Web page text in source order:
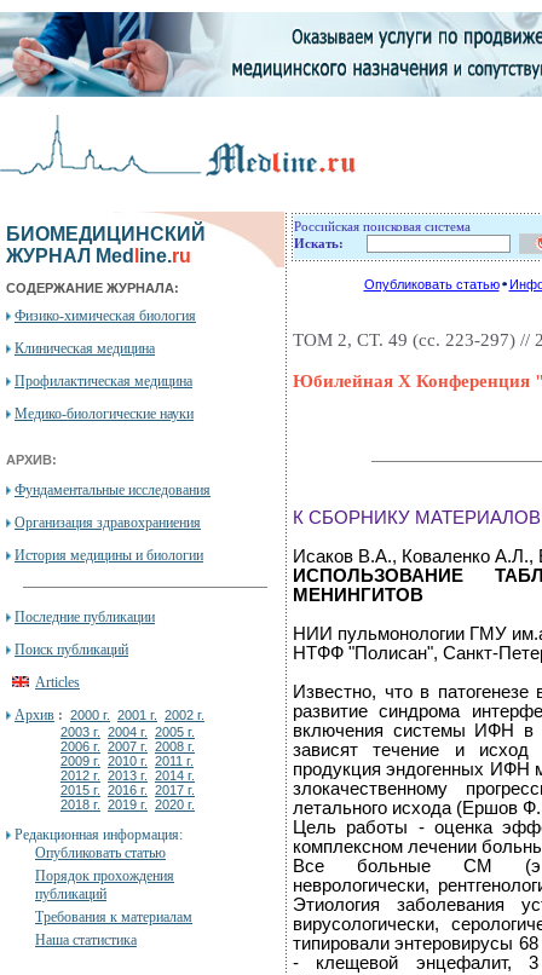
БИОМЕДИЦИНСКИЙ
ЖУРНАЛ Med ine.ru
СОДЕРЖАНИЕ ЖУРНАЛА:
Физико-химическая биология
Клиническая медицина
Профилактическая медицина
Медико-биологические науки
АРХИВ:
Фундаментальные исследования
Организация здравохраниения
История медицины и биологии
Последние публикации
Поиск публикаций
Articles
Архив : 2000 г. 2001 г.
2002 г.
2003 г.
2004 г.
2005 г.
2006 г.
2007 г.
2008 г.
2009 г.
2010 г.
2011 г.
2012 г.
2013 г.
2014 г.
2015 г.
2016 г.
2017 г.
2018 г.
2019 г. 2020 г.
Редакционная информация:
Опубликовать статью
Порядок прохождения
публикаций
Требования к материалам
Наша статистика
Российская поисковая система
Искать:
Опубликовать статью
ТОМ 2, СТ. 49 (сc. 223-297) //
Юбилейная X Конференция
К СБОРНИКУ МАТЕРИАЛОВ
Исаков В.А., Коваленко
ИСПОЛЬЗОВАНИЕ
МЕНИНГИТОВ
НИИ пульмонологии ГМУ
НТФФ "Полисан", Санкт-
Известно, что в
развитие синдрома
включения системы ИФН в
зависят течение и исход
продукция эндогенных ИФН
злокачественному
летального исхода (Ершов
Цель работы - оценка
комплексном лечении
Все больные СМ
неврологически,
Этиология заболевания
вирусологически,
типировали энтеровирусы
- клещевой энцефалит, 3